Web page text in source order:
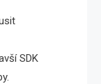
SDK